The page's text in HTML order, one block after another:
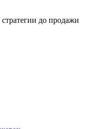
до продажи